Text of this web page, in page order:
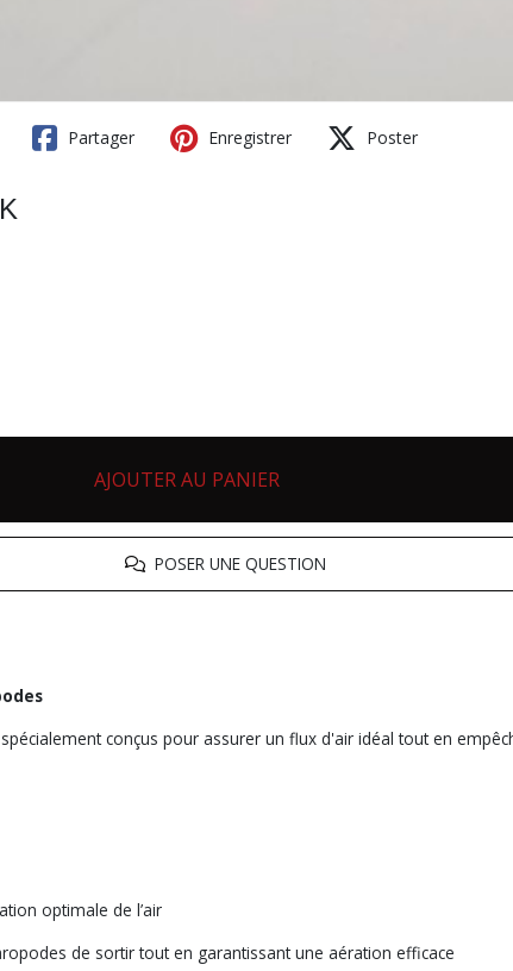
Partager Enregistrer Poster
AJOUTER AU PANIER
POSER UNE QUESTION
conçus pour assurer un flux d'air idéal tout en
optimale de l’air
de sortir tout en garantissant une aération efficace